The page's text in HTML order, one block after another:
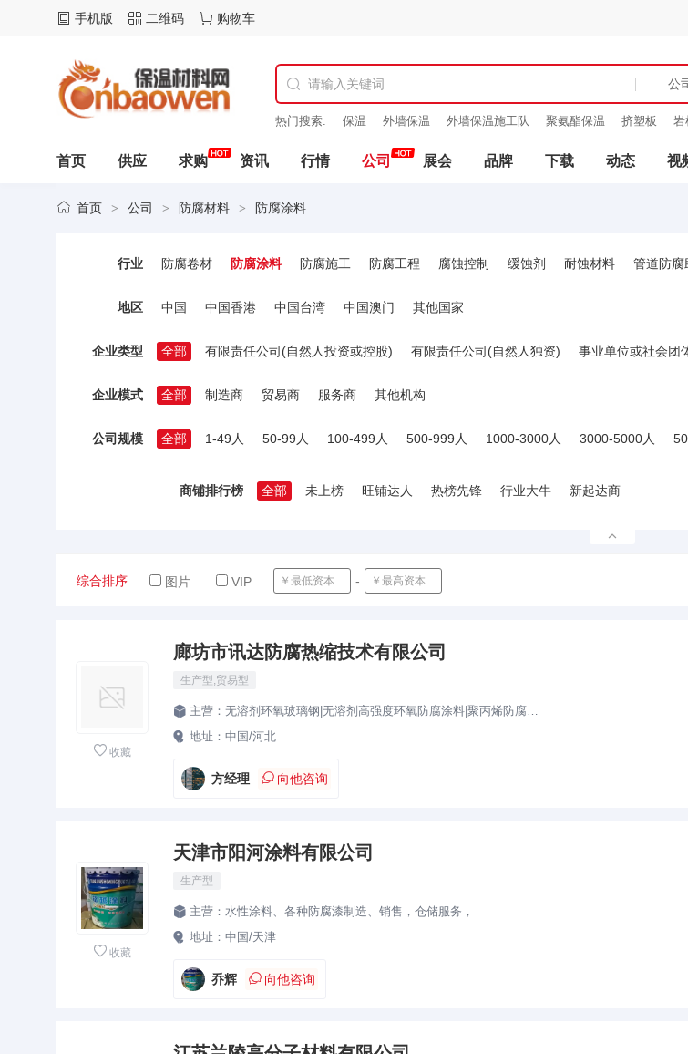
手机版 二维码 购物车
热门搜索: 保温 外墙保温 外墙保温施工队 聚氨酯保温 挤塑板 岩
首页 供应 求购 资讯 行情 公司 展会 品牌 下载 动态 视
首页 > 公司 > 防腐材料 > 防腐涂料
行业 防腐卷材 防腐涂料 防腐施工 防腐工程 腐蚀控制 缓蚀剂 耐蚀材料 管道防腐
地区 中国 中国香港 中国台湾 中国澳门 其他国家
企业类型 全部 有限责任公司(自然人投资或控股) 有限责任公司(自然人独资) 事业单位或社会团
企业模式 全部 制造商 贸易商 服务商 其他机构
公司规模 全部 1-49人 50-99人 100-499人 500-999人 1000-3000人 3000-5000人
商铺排行榜 全部 未上榜 旺铺达人 热榜先锋 行业大牛 新起达商
综合排序 图片 VIP -
 收藏
廊坊市讯达防腐热缩技术有限公司
生产型,贸易型
 主营： 无溶剂环氧玻璃钢|无溶剂高强度环氧防腐涂料|聚丙烯防腐胶带|聚乙烯防腐胶带|聚乙烯660型防腐胶大|环氧煤沥青冷缠带|3PE热缩带|热缩缠绕带|补伤棒|热缩套|铝箔胶带|吹氧棒|粘弹体|柔性矿脂带|精蜡带|光固化带（套）|补伤棒|冷热缩电缆终端头
 地址： 中国/河北
方经理  向他咨询
 收藏
天津市阳河涂料有限公司
生产型
 主营： 水性涂料、各种防腐漆制造、销售，仓储服务，
 地址： 中国/天津
乔辉  向他咨询